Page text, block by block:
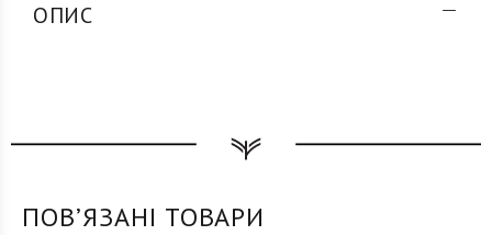
ОПИС
ПОВʼЯЗАНІ ТОВАРИ